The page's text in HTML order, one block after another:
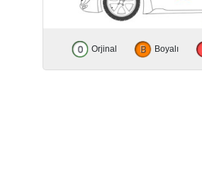
Orjinal Boyalı